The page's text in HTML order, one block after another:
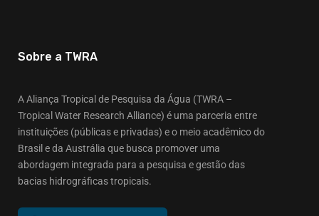
Sobre a TWRA
A Aliança Tropical de Pesquisa da Água (TWRA –
Tropical Water Research Alliance) é uma parceria entre
instituições (públicas e privadas) e o meio acadêmico do
Brasil e da Austrália que busca promover uma
abordagem integrada para a pesquisa e gestão das
bacias hidrográficas tropicais.